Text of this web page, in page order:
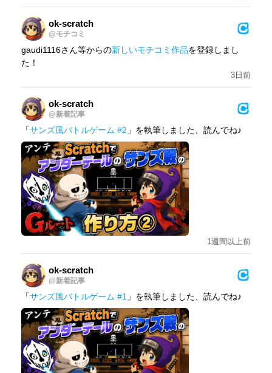
ok-scratch
@モチコミ
gaudi1116さん等からの新しいモチコミ作品を登録しまし
た！
3日前
ok-scratch
@新着記事
「サンズ風バトルゲーム #2 」を執筆しました、読んでね♪
1週間以上前
ok-scratch
@新着記事
「サンズ風バトルゲーム #1 」を執筆しました、読んでね♪